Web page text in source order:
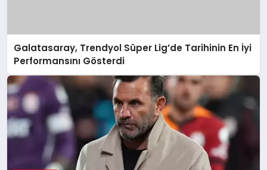
Galatasaray, Trendyol Süper Lig’de Tarihinin En İyi
Performansını Gösterdi